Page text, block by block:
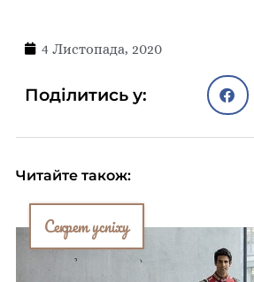
4 Листопада, 2020
Поділитись у:
Читайте також:
Секрет успіху